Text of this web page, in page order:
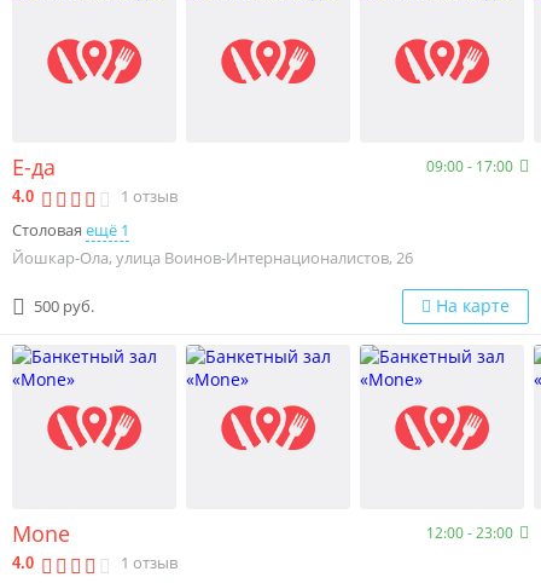
Е-да 09:00 - 17:00
4.0 1 отзыв
Столовая ещё 1
Йошкар-Ола, улица Воинов-Интернационалистов, 26
500 руб. На карте
Mone 12:00 - 23:00
4.0 1 отзыв